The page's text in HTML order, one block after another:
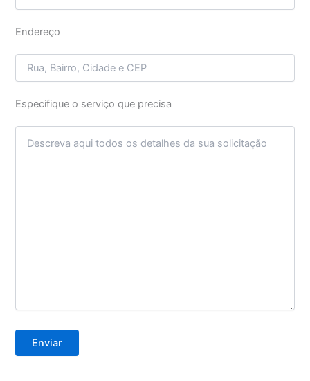
Endereço
Especifique o serviço que precisa